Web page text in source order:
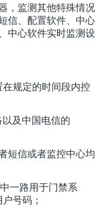
，监测其他特殊情况
信、配置软件、中心
中心软件实时监测设
规定的时间段内控
及中国电信的
短信或者监控中心均
一路用于门禁系
号码；